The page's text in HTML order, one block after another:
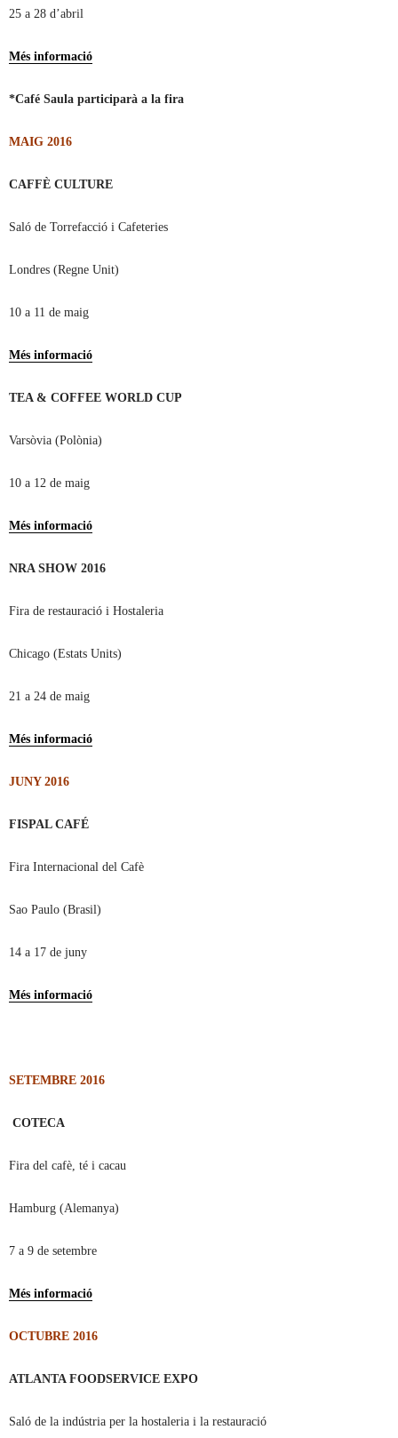
25 a 28 d’abril
Més informació
*Café Saula participarà a la fira
MAIG 2016
CAFFÈ CULTURE
Saló de Torrefacció i Cafeteries
Londres (Regne Unit)
10 a 11 de maig
Més informació
TEA & COFFEE WORLD CUP
Varsòvia (Polònia)
10 a 12 de maig
Més informació
NRA SHOW 2016
Fira de restauració i Hostaleria
Chicago (Estats Units)
21 a 24 de maig
Més informació
JUNY 2016
FISPAL CAFÉ
Fira Internacional del Cafè
Sao Paulo (Brasil)
14 a 17 de juny
Més informació
SETEMBRE 2016
COTECA
Fira del cafè, té i cacau
Hamburg (Alemanya)
7 a 9 de setembre
Més informació
OCTUBRE 2016
ATLANTA FOODSERVICE EXPO
Saló de la indústria per la hostaleria i la restauració